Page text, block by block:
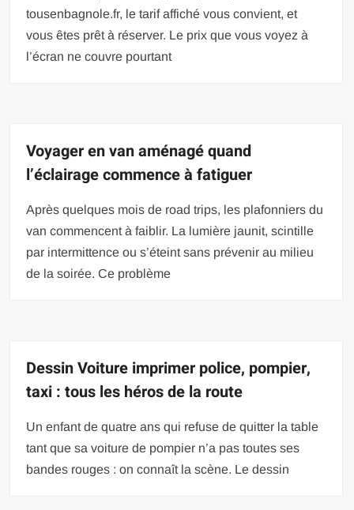
tousenbagnole.fr, le tarif affiché vous convient, et
vous êtes prêt à réserver. Le prix que vous voyez à
l’écran ne couvre pourtant
Voyager en van aménagé quand
l’éclairage commence à fatiguer
Après quelques mois de road trips, les plafonniers du
van commencent à faiblir. La lumière jaunit, scintille
par intermittence ou s’éteint sans prévenir au milieu
de la soirée. Ce problème
Dessin Voiture imprimer police, pompier,
taxi : tous les héros de la route
Un enfant de quatre ans qui refuse de quitter la table
tant que sa voiture de pompier n’a pas toutes ses
bandes rouges : on connaît la scène. Le dessin